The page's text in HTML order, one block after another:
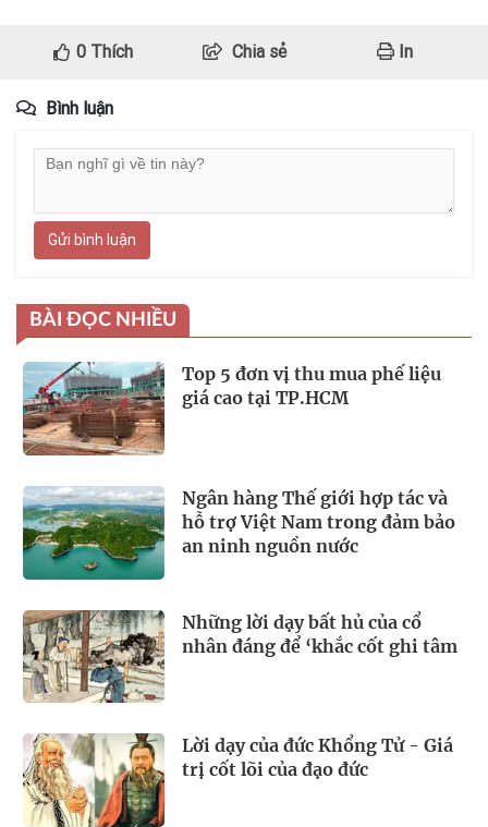
0Thích Chia sẻ In
Bình luận
Gửi bình luận
BÀI ĐỌC NHIỀU
Top 5 đơn vị thu mua phế liệu
giá cao tại TP.HCM
Ngân hàng Thế giới hợp tác và
hỗ trợ Việt Nam trong đảm bảo
an ninh nguồn nước
Những lời dạy bất hủ của cổ
nhân đáng để ‘khắc cốt ghi tâm
Lời dạy của đức Khổng Tử - Giá
trị cốt lõi của đạo đức